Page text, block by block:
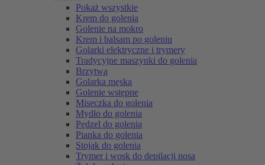
Pokaż wszystkie
Krem do golenia
Golenie na mokro
Krem i balsam po goleniu
Golarki elektryczne i trymery
Tradycyjne maszynki do golenia
Brzytwa
Golarka męska
Golenie wstępne
Miseczka do golenia
Mydło do golenia
Pędzel do golenia
Pianka do golenia
Stojak do golenia
Trymer i wosk do depilacji nosa